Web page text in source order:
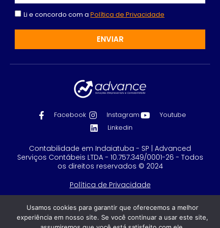
Li e concordo com a Política de Privacidade
ENVIAR
Facebook Instagram
Youtube
Linkedin
Contabilidade em Indaiatuba - SP | Advanced
Serviços Contábeis LTDA - 10.757.349/0001-26 - Todos
os direitos reservados © 2024
Política de Privacidade
Feito com
por GRUPO DPG
Usamos cookies para garantir que oferecemos a melhor
experiência em nosso site. Se você continuar a usar este site,